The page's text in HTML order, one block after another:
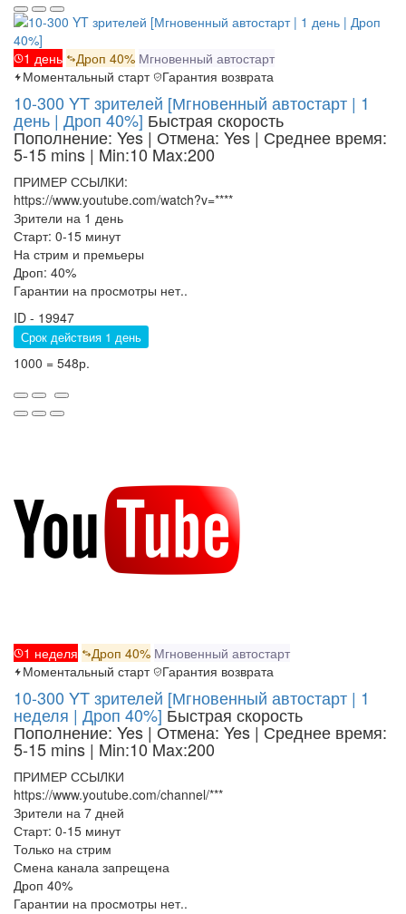
1 день Дроп 40% Мгновенный автостарт
Моментальный старт
Гарантия возврата
10-300 YT зрителей [Мгновенный автостарт | 1
день | Дроп 40%] Быстрая скорость
Пополнение: Yes | Отмена: Yes | Среднее время:
5-15 mins | Min:10 Max:200
ПРИМЕР ССЫЛКИ:
https://www.youtube.com/watch?v=****
Зрители на 1 день
Старт: 0-15 минут
На стрим и премьеры
Дроп: 40%
Гарантии на просмотры нет..
ID - 19947
Срок действия 1 день
1000 = 548р.
1 неделя Дроп 40% Мгновенный автостарт
Моментальный старт
Гарантия возврата
10-300 YT зрителей [Мгновенный автостарт | 1
неделя | Дроп 40%] Быстрая скорость
Пополнение: Yes | Отмена: Yes | Среднее время:
5-15 mins | Min:10 Max:200
ПРИМЕР ССЫЛКИ
https://www.youtube.com/channel/***
Зрители на 7 дней
Старт: 0-15 минут
Только на стрим
Смена канала запрещена
Дроп 40%
Гарантии на просмотры нет..